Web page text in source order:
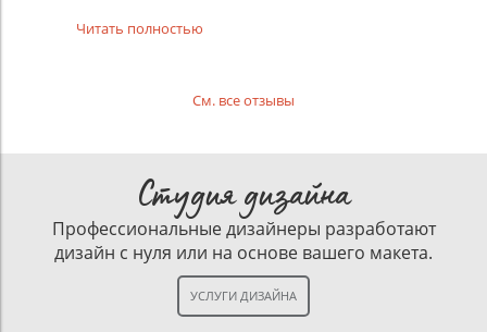
Читать полностью
См. все отзывы
Студия дизайна
Профессиональные дизайнеры разработают
дизайн с нуля или на основе вашего макета.